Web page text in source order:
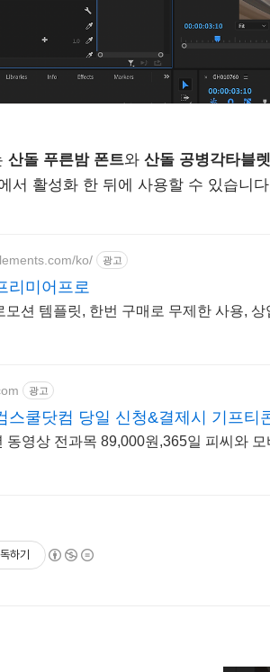
산돌 푸른밤 폰트와 산돌 공병각타블
서 활성화 한 뒤에 사용할 수 있습니
ko/ 광고
리미어프로
모션 템플릿, 한번 구매로 무제한 사용, 상
광고
스쿨닷컴 당일 신청&결제시 기프티
동영상 전과목 89,000원,365일 피씨와
하기